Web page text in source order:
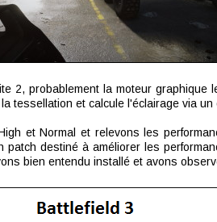
2, probablement la moteur graphique
tessellation et calcule l'éclairage via un
et Normal et relevons les
patch destiné à améliorer les
bien entendu installé et avons